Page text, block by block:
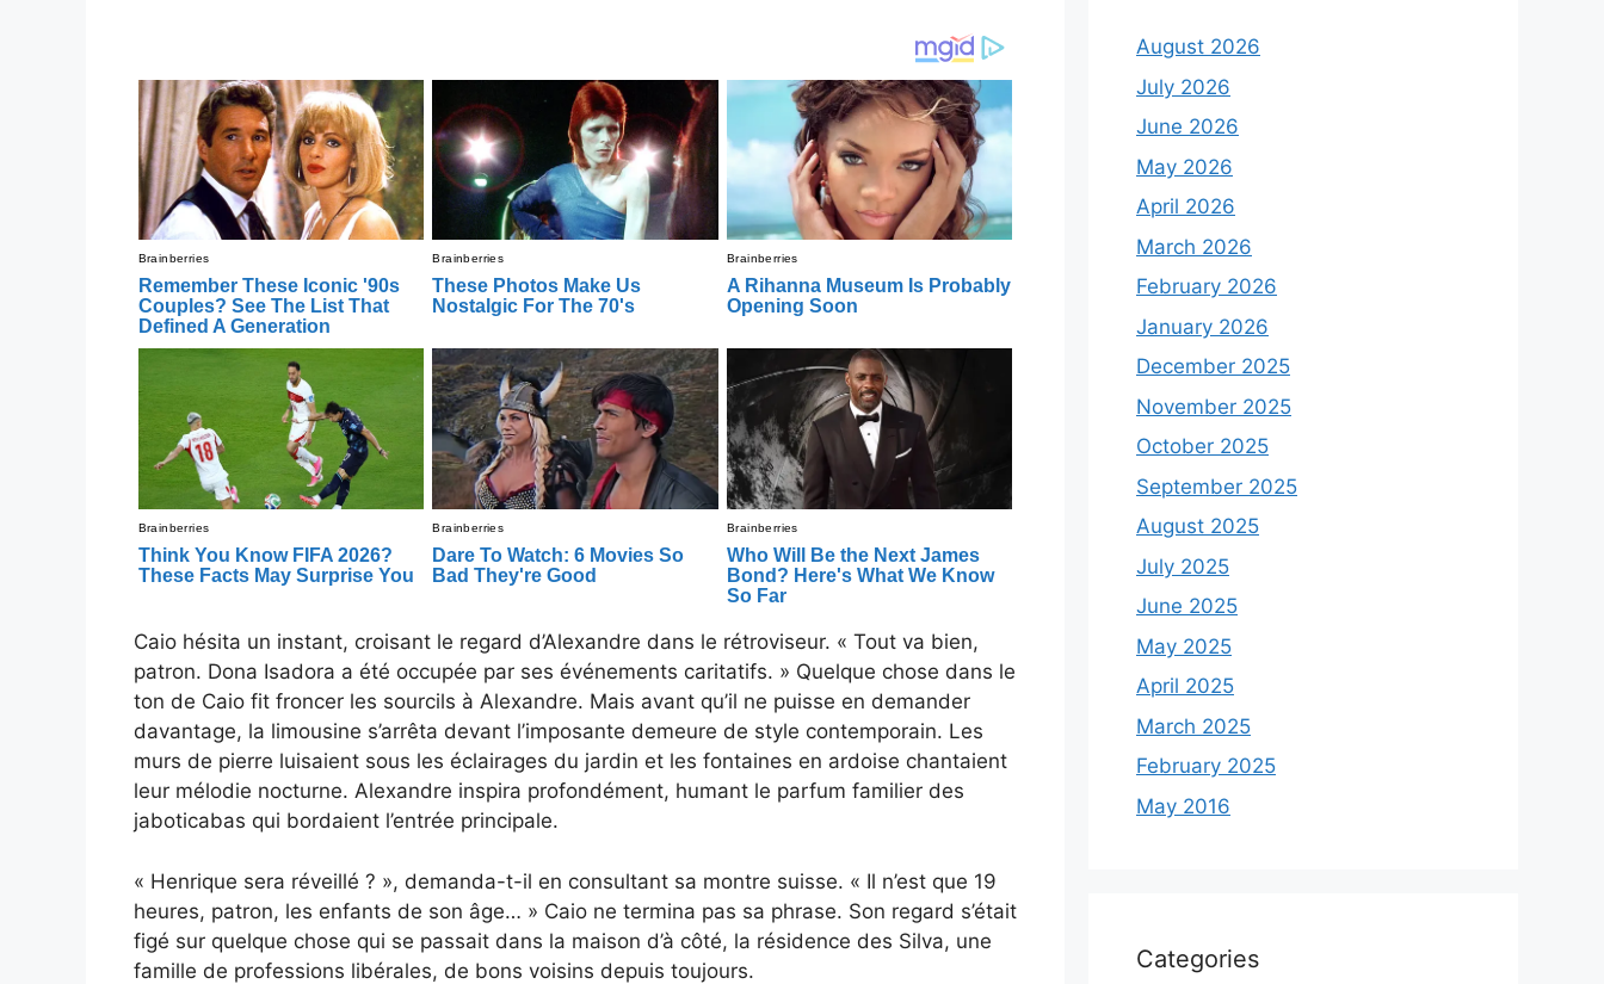
Caio hésita un instant, croisant le regard d’Alexandre dans le rétroviseur. « Tout va bien,
patron. Dona Isadora a été occupée par ses événements caritatifs. » Quelque chose dans le
ton de Caio fit froncer les sourcils à Alexandre. Mais avant qu’il ne puisse en demander
davantage, la limousine s’arrêta devant l’imposante demeure de style contemporain. Les
murs de pierre luisaient sous les éclairages du jardin et les fontaines en ardoise chantaient
leur mélodie nocturne. Alexandre inspira profondément, humant le parfum familier des
jaboticabas qui bordaient l’entrée principale.
« Henrique sera réveillé ? », demanda-t-il en consultant sa montre suisse. « Il n’est que 19
heures, patron, les enfants de son âge… » Caio ne termina pas sa phrase. Son regard s’était
figé sur quelque chose qui se passait dans la maison d’à côté, la résidence des Silva, une
famille de professions libérales, de bons voisins depuis toujours.
August 2026
July 2026
June 2026
May 2026
April 2026
March 2026
February 2026
January 2026
December 2025
November 2025
October 2025
September 2025
August 2025
July 2025
June 2025
May 2025
April 2025
March 2025
February 2025
May 2016
Categories